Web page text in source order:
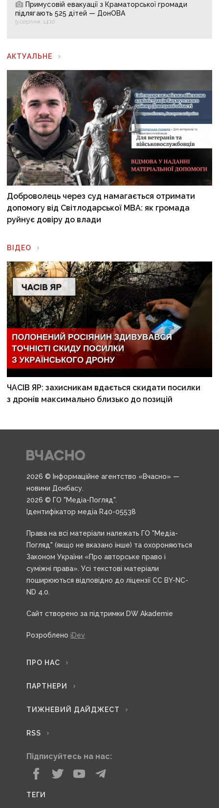
Примусовій евакуації з Краматорської громади
підлягають 525 дітей — ДонОВА
5 серпня, 14:10
АКТУАЛЬНЕ
Доброволець через суд намагається отримати
допомогу від Світлодарської МВА: як громада
руйнує довіру до влади
ВІДЕО
ЧАСІВ ЯР: захисникам вдається скидати посилки
з дронів максимально близько до позицій
2026 © Інформаційне агентство «Вчасно» —
новини Донбасу.
2026 © ГО "Медіа-Погляд".
Ідентифікатор медіа R40-05538
Права на всі матеріали належать ГО "Медіа-
Погляд" (якщо не вказано інше) та охороняються
Законом України «Про авторське право і
суміжні права». Усі текстові матеріали
поширюються відповідно до ліцензії CC BY-NC-
ND 4.0.
Сайт створено за підтримки DW Akademie
Розроблено iDev
ПРО НАС
ПАРТНЕРИ
ТИЖНЕВИЙ ДАЙДЖЕСТ
RSS
Підписуйтесь на нас:
ТЕГИ